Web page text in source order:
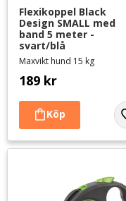
Flexikoppel Black
Design SMALL med
band 5 meter -
svart/blå
Maxvikt hund 15 kg
189 kr